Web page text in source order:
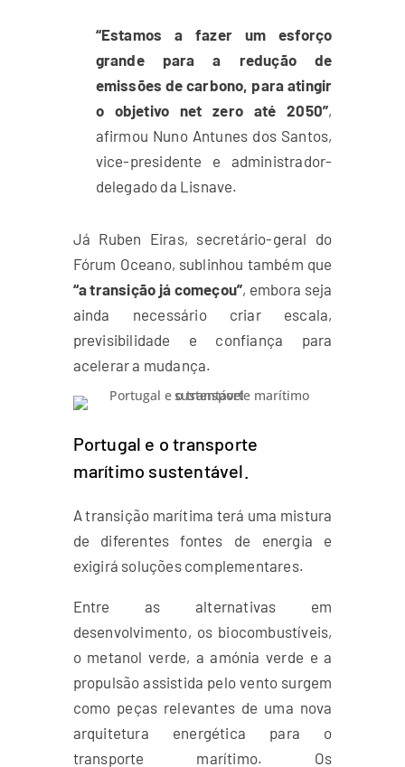
“Estamos a fazer um esforço
grande para a redução de
emissões de carbono, para atingir
o objetivo net zero até 2050”,
afirmou Nuno Antunes dos Santos,
vice-presidente e administrador-
delegado da Lisnave.
Já Ruben Eiras, secretário-geral do
Fórum Oceano, sublinhou também que
“a transição já começou”, embora seja
ainda necessário criar escala,
previsibilidade e confiança para
acelerar a mudança.
Portugal e o transporte
marítimo sustentável.
A transição marítima terá uma mistura
de diferentes fontes de energia e
exigirá soluções complementares.
Entre as alternativas em
desenvolvimento, os biocombustíveis,
o metanol verde, a amónia verde e a
propulsão assistida pelo vento surgem
como peças relevantes de uma nova
arquitetura energética para o
transporte marítimo. Os